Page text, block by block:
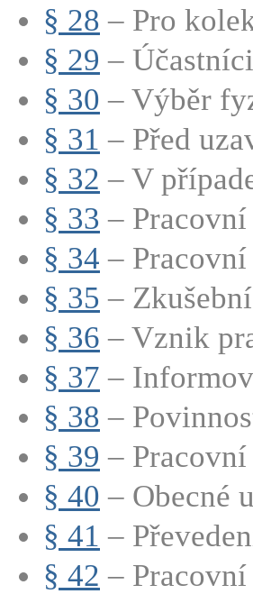
§ 28 – Pro
§ 29 –
§ 30 – Výběr
§ 31 – Před
§ 32 – V
§ 33 –
§ 34 –
§ 35 –
§ 36 – Vznik
§ 37 –
§ 38 –
§ 39 –
§ 40 – Obecné
§ 41 –
§ 42 – Pracovní